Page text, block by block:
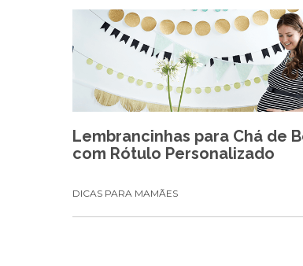
Lembrancinhas para Chá de
com Rótulo Personalizado
DICAS PARA MAMÃES